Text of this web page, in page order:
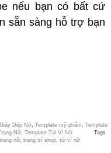
nếu bạn có bất cứ
sẵn sàng hỗ trợ bạn
Dép Nữ Template mỹ phẩm
Template
Nữ Template Túi Ví Nữ
Tags
nữ trang trí shop túi ví nữ